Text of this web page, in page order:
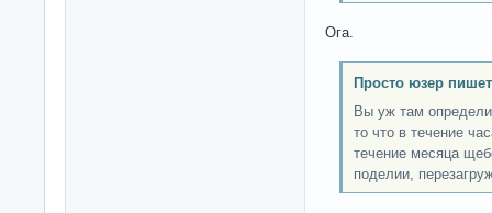
Ога.
Просто юзер
Вы уж там
то что в течение
течение месяца
поделии,